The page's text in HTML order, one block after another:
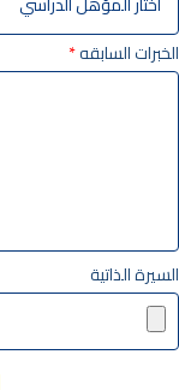
الخبرات السابقه*
السيرة الذاتية